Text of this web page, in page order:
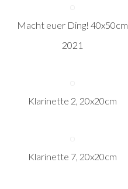
Macht euer Ding! 40x50cm
2021
Klarinette 2, 20x20cm
Klarinette 7, 20x20cm